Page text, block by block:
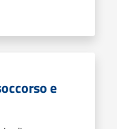
e